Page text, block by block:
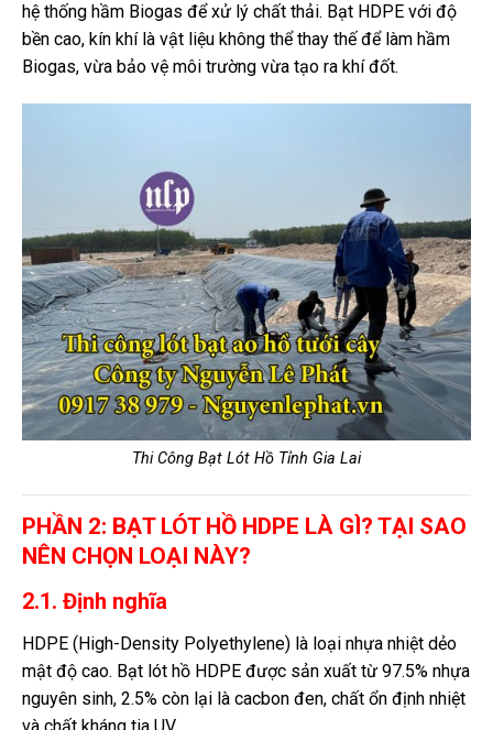
hệ thống hầm Biogas để xử lý chất thải. Bạt HDPE với độ
bền cao, kín khí là vật liệu không thể thay thế để làm hầm
Biogas, vừa bảo vệ môi trường vừa tạo ra khí đốt.
Thi Công Bạt Lót Hồ Tỉnh Gia Lai
PHẦN 2: BẠT LÓT HỒ HDPE LÀ GÌ? TẠI SAO
NÊN CHỌN LOẠI NÀY?
2.1. Định nghĩa
HDPE (High-Density Polyethylene) là loại nhựa nhiệt dẻo
mật độ cao. Bạt lót hồ HDPE được sản xuất từ 97.5% nhựa
nguyên sinh, 2.5% còn lại là cacbon đen, chất ổn định nhiệt